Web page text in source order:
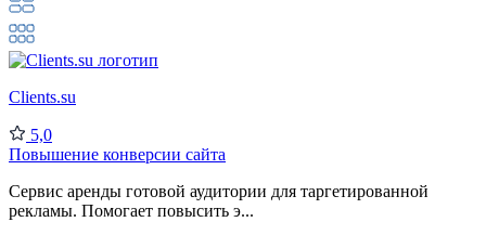
Clients.su
5,0
Повышение конверсии сайта
Сервис аренды готовой аудитории для таргетированной
рекламы. Помогает повысить э...